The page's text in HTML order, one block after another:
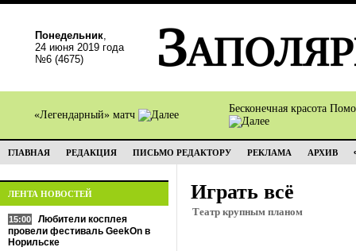
Понедельник,
24 июня 2019 года
№6 (4675)
«Легендарный» матч
Бесконечная красота
ГЛАВНАЯ РЕДАКЦИЯ ПИСЬМО РЕДАКТОРУ РЕКЛАМА АРХИВ
ЛЕНТА НОВОСТЕЙ
15:00
Любители косплея
провели фестиваль GeekOn в
Норильске
Играть всё
Театр крупным планом